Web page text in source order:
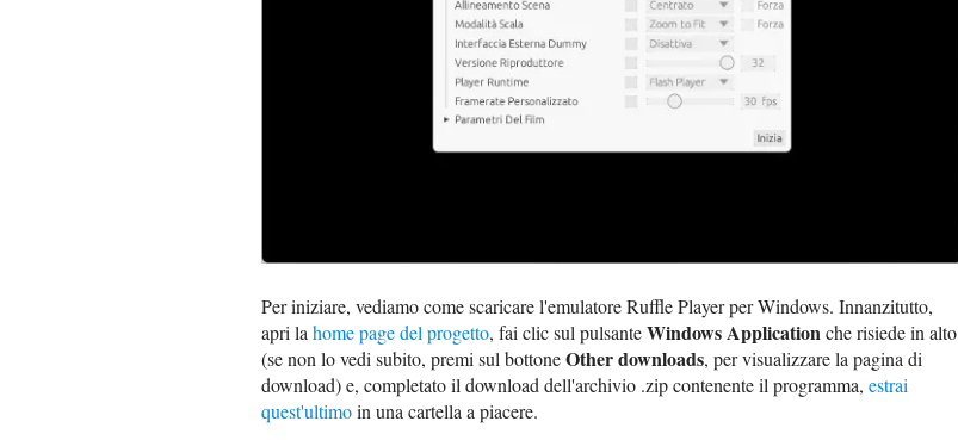
Per iniziare, vediamo come scaricare l'emulatore Ruffle Player per Windows. Innanzitutto,
apri la home page del progetto, fai clic sul pulsanteWindows Application che risiede in alto
(se non lo vedi subito, premi sul bottoneOther downloads, per visualizzare la pagina di
download) e, completato il download dell'archivio .zip contenente il programma, estrai
quest'ultimoin una cartella a piacere.